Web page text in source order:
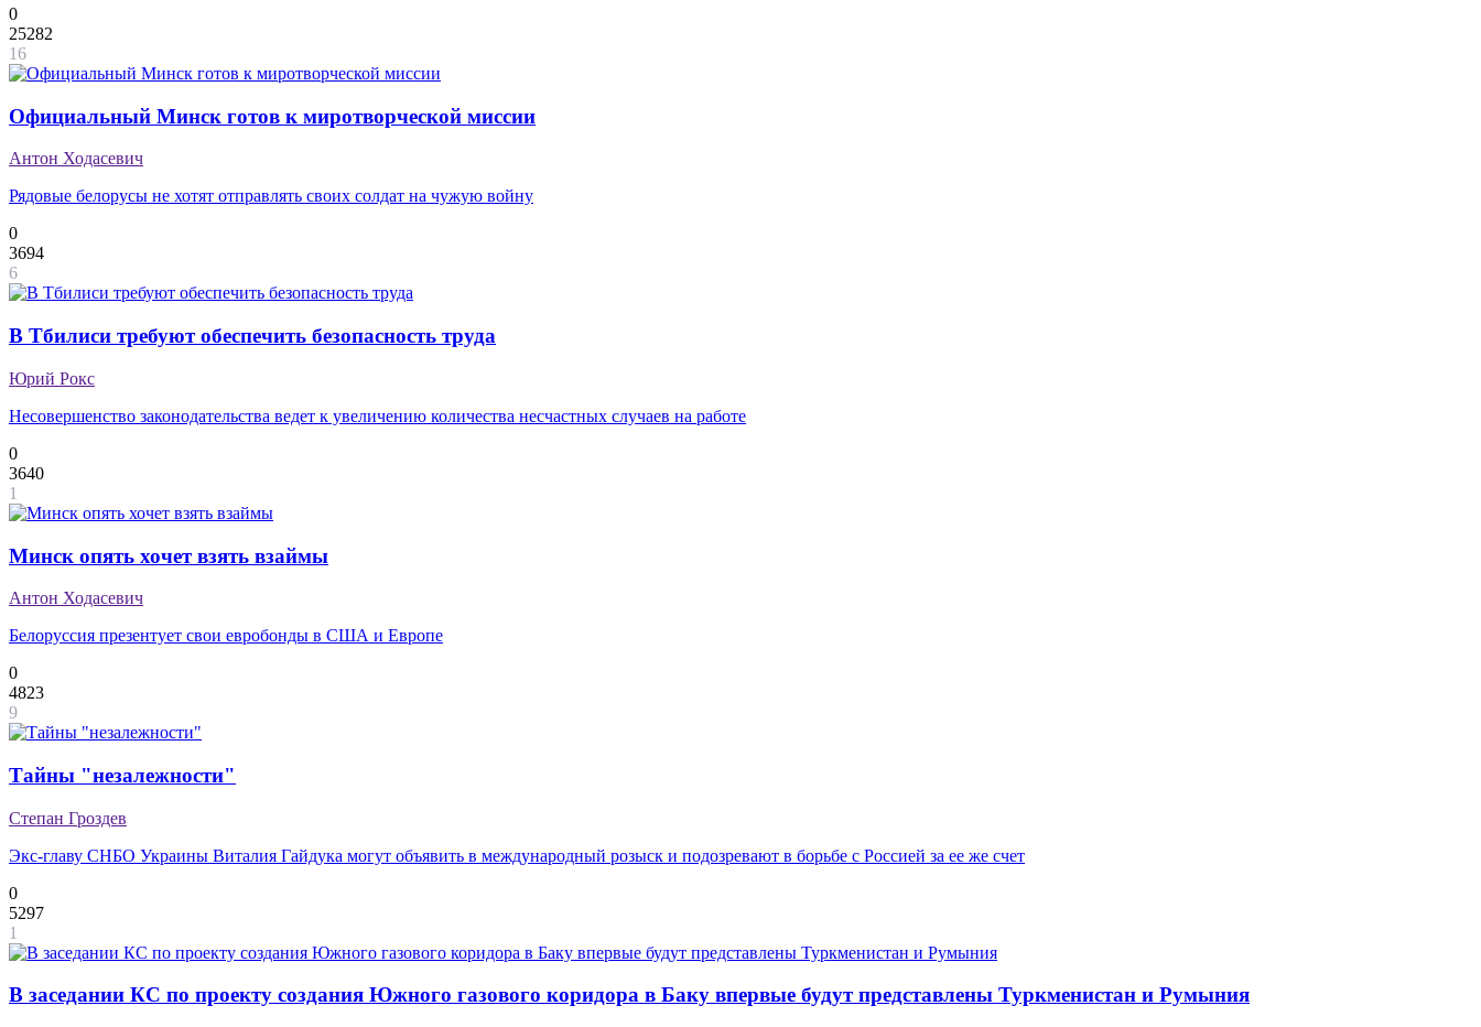
0
25282
16
Официальный Минск готов к миротворческой миссии
Антон Ходасевич
Рядовые белорусы не хотят отправлять своих солдат на чужую войну
0
3694
6
В Тбилиси требуют обеспечить безопасность труда
Юрий Рокс
Несовершенство законодательства ведет к увеличению количества несчастных случаев на работе
0
3640
1
Минск опять хочет взять взаймы
Антон Ходасевич
Белоруссия презентует свои евробонды в США и Европе
0
4823
9
Тайны "незалежности"
Степан Гроздев
Экс-главу СНБО Украины Виталия Гайдука могут объявить в международный розыск и подозревают в борьбе с Россией за ее же счет
0
5297
1
В заседании КС по проекту создания Южного газового коридора в Баку впервые будут представлены Туркменистан и Румыния